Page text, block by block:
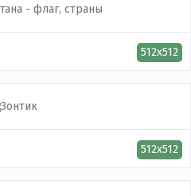
512x512
512x512